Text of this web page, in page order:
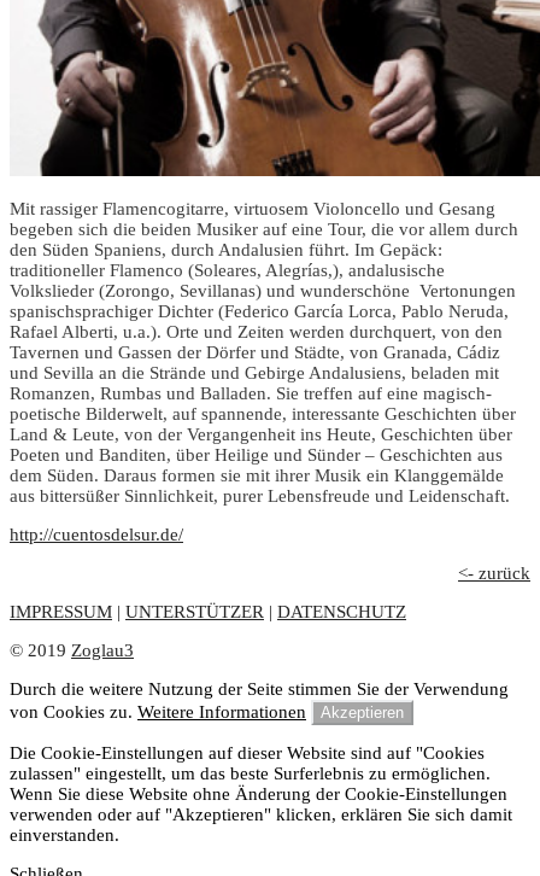
Mit rassiger Flamencogitarre, virtuosem Violoncello und Gesang
begeben sich die beiden Musiker auf eine Tour, die vor allem durch
den Süden Spaniens, durch Andalusien führt. Im Gepäck:
traditioneller Flamenco (Soleares, Alegrías,), andalusische
Volkslieder (Zorongo, Sevillanas) und wunderschöne Vertonungen
spanischsprachiger Dichter (Federico García Lorca, Pablo Neruda,
Rafael Alberti, u.a.). Orte und Zeiten werden durchquert, von den
Tavernen und Gassen der Dörfer und Städte, von Granada, Cádiz
und Sevilla an die Strände und Gebirge Andalusiens, beladen mit
Romanzen, Rumbas und Balladen. Sie treffen auf eine magisch-
poetische Bilderwelt, auf spannende, interessante Geschichten über
Land & Leute, von der Vergangenheit ins Heute, Geschichten über
Poeten und Banditen, über Heilige und Sünder – Geschichten aus
dem Süden. Daraus formen sie mit ihrer Musik ein Klanggemälde
aus bittersüßer Sinnlichkeit, purer Lebensfreude und Leidenschaft.
http://cuentosdelsur.de/
<- zurück
IMPRESSUM | UNTERSTÜTZER | DATENSCHUTZ
© 2019 Zoglau3
Durch die weitere Nutzung der Seite stimmen Sie der Verwendung
von Cookies zu. Weitere Informationen Akzeptieren
Die Cookie-Einstellungen auf dieser Website sind auf "Cookies
zulassen" eingestellt, um das beste Surferlebnis zu ermöglichen.
Wenn Sie diese Website ohne Änderung der Cookie-Einstellungen
verwenden oder auf "Akzeptieren" klicken, erklären Sie sich damit
einverstanden.